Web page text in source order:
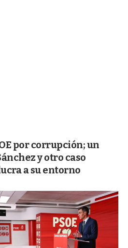
por corrupción; un
y otro caso
a su entorno